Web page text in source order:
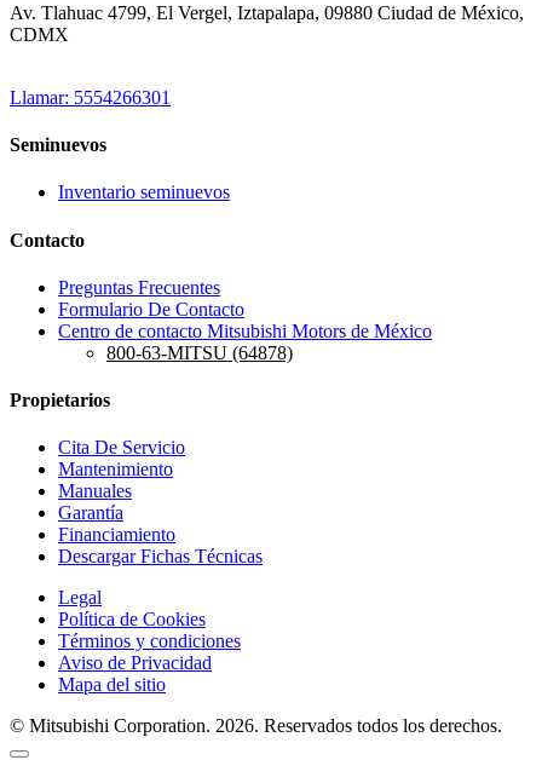
Av. Tlahuac 4799, El Vergel, Iztapalapa, 09880 Ciudad de México,
CDMX
Llamar: 5554266301
Seminuevos
Inventario seminuevos
Contacto
Preguntas Frecuentes
Formulario De Contacto
Centro de contacto Mitsubishi Motors de México
800-63-MITSU (64878)
Propietarios
Cita De Servicio
Mantenimiento
Manuales
Garantía
Financiamiento
Descargar Fichas Técnicas
Legal
Política de Cookies
Términos y condiciones
Aviso de Privacidad
Mapa del sitio
© Mitsubishi Corporation. 2026. Reservados todos los derechos.